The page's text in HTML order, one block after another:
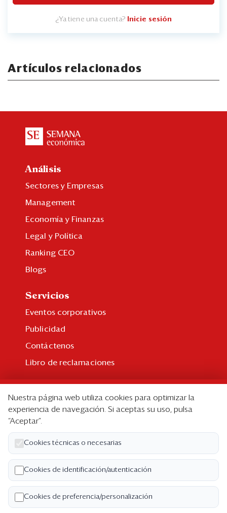
¿Ya tiene una cuenta? Inicie sesión
Artículos relacionados
Análisis
Sectores y Empresas
Management
Economía y Finanzas
Legal y Política
Ranking CEO
Blogs
Servicios
Eventos corporativos
Publicidad
Contáctenos
Libro de reclamaciones
Suscripción individual
Paquetes corporativos
Edición Impresa
Nosotros
Quiénes somos
Código de ética
Nuestra página web utiliza cookies para optimizar la
experiencia de navegación. Si aceptas su uso, pulsa
“Aceptar”.
Cookies técnicas o necesarias
Cookies de identificación/autenticación
Cookies de preferencia/personalización